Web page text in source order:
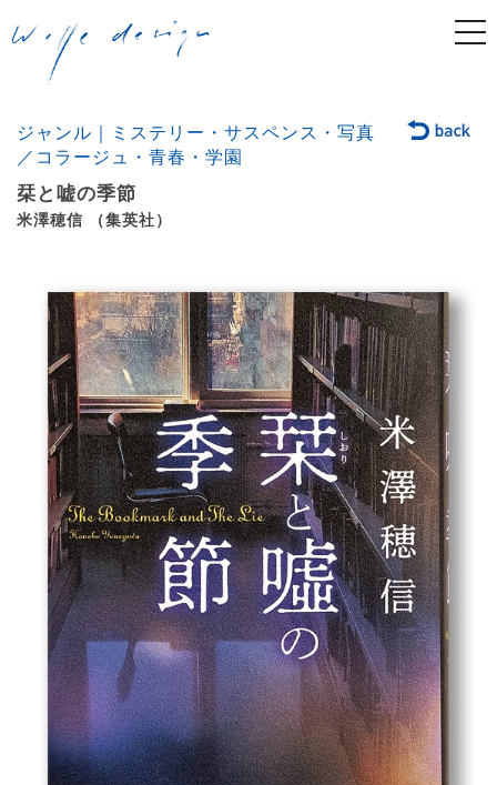
ジャンル｜ミステリー・サスペンス・写真
／コラージュ・青春・学園
栞と嘘の季節
米澤穂信 （集英社）